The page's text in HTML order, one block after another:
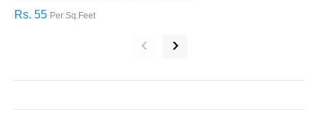
Rs. 55 Per Sq.Feet
‹ ›